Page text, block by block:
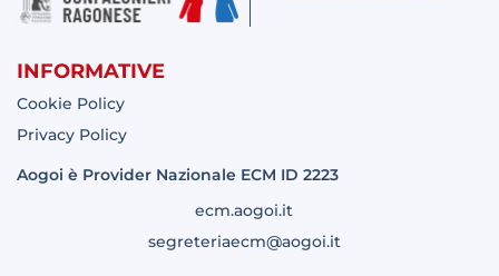
INFORMATIVE
Cookie Policy
Privacy Policy
Aogoi è Provider Nazionale ECM ID 2223
ecm.aogoi.it
segreteriaecm@aogoi.it